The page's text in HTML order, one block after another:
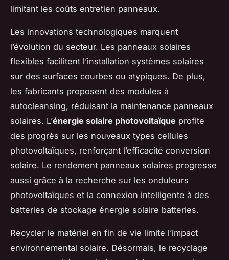
limitant les coûts entretien panneaux.
Les innovations technologiques marquent
l’évolution du secteur. Les panneaux solaires
flexibles facilitent l’installation systèmes solaires
sur des surfaces courbes ou atypiques. De plus,
les fabricants proposent des modules à
autocleansing, réduisant la maintenance panneaux
solaires. L’énergie solaire photovoltaïque profite
des progrès sur les nouveaux types cellules
photovoltaïques, renforçant l’efficacité conversion
solaire. Le rendement panneaux solaires progresse
aussi grâce à la recherche sur les onduleurs
photovoltaïques et la connexion intelligente à des
batteries de stockage énergie solaire batteries.
Recycler le matériel en fin de vie limite l’impact
environnemental solaire. Désormais, le recyclage